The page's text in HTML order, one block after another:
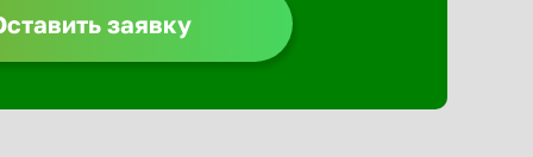
заявку